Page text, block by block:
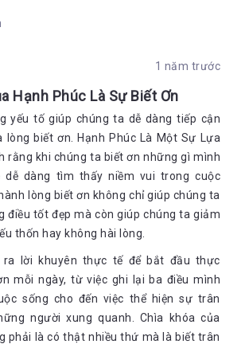
1 năm trước
Hạnh Phúc Là Sự Biết Ơn
yếu tố giúp chúng ta dễ dàng tiếp cận
lòng biết ơn. Hạnh Phúc Là Một Sự Lựa
rằng khi chúng ta biết ơn những gì mình
dễ dàng tìm thấy niềm vui trong cuộc
lòng biết ơn không chỉ giúp chúng ta
điều tốt đẹp mà còn giúp chúng ta giảm
thốn hay không hài lòng.
ra lời khuyên thực tế để bắt đầu thực
mỗi ngày, từ việc ghi lại ba điều mình
sống cho đến việc thể hiện sự trân
người xung quanh. Chìa khóa của
phải là có thật nhiều thứ mà là biết trân